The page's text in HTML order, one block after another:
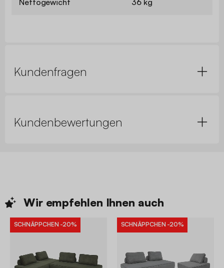
Kundenfragen
Kundenbewertungen
Wir empfehlen Ihnen auch
SCHNÄPPCHEN -20% SCHNÄPPCHEN -20%